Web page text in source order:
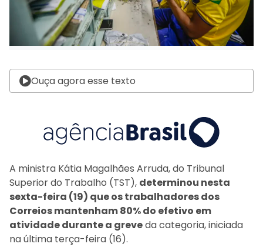
Ouça agora esse texto
A ministra Kátia Magalhães Arruda, do Tribunal
Superior do Trabalho (TST), determinou nesta
sexta-feira (19) que os trabalhadores dos
Correios mantenham 80% do efetivo em
atividade durante a greveda categoria, iniciada
na última terça-feira (16).